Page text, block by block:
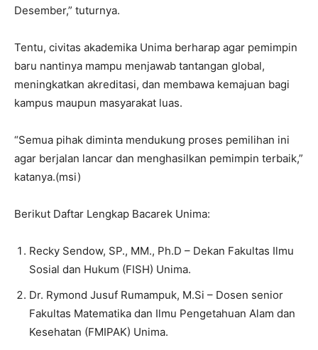
Desember,” tuturnya.
Tentu, civitas akademika Unima berharap agar pemimpin
baru nantinya mampu menjawab tantangan global,
meningkatkan akreditasi, dan membawa kemajuan bagi
kampus maupun masyarakat luas.
“Semua pihak diminta mendukung proses pemilihan ini
agar berjalan lancar dan menghasilkan pemimpin terbaik,”
katanya.(msi)
Berikut Daftar Lengkap Bacarek Unima:
Recky Sendow, SP., MM., Ph.D – Dekan Fakultas Ilmu
Sosial dan Hukum (FISH) Unima.
Dr. Rymond Jusuf Rumampuk, M.Si – Dosen senior
Fakultas Matematika dan Ilmu Pengetahuan Alam dan
Kesehatan (FMIPAK) Unima.